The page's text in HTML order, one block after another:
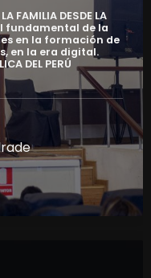
FAMILIA DESDE LA
fundamental de la
en la formación de
en la era digital.
DEL PERÚ